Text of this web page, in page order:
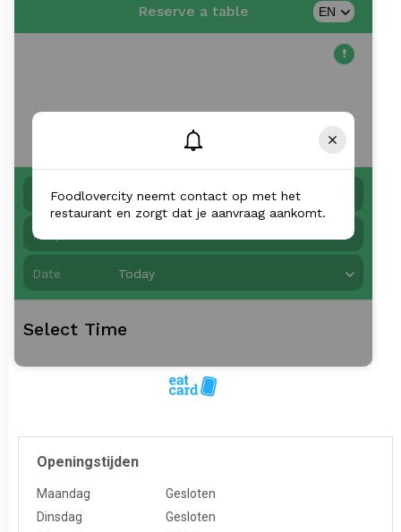
Openingstijden
Maandag
Gesloten
Dinsdag
Gesloten